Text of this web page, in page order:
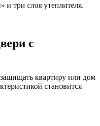
и три слоя утеплителя.
с
квартиру или дом
становится